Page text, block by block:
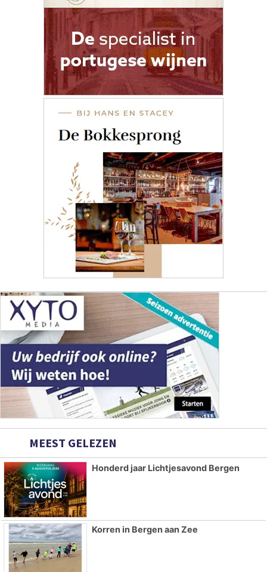
MEEST GELEZEN
Honderd jaar Lichtjesavond Bergen
Korren in Bergen aan Zee